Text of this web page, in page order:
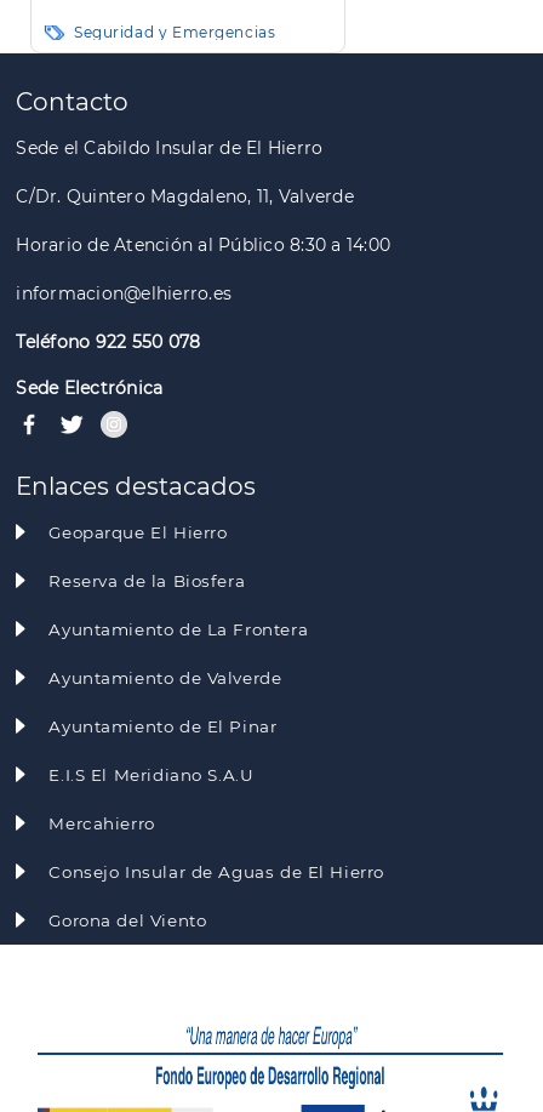
Seguridad y Emergencias
Paginación
Contacto
Sede el Cabildo Insular de El Hierro
C/Dr. Quintero Magdaleno, 11, Valverde
Horario de Atención al Público 8:30 a 14:00
informacion@elhierro.es
Teléfono 922 550 078
Sede Electrónica
Enlaces destacados
Geoparque El Hierro
Reserva de la Biosfera
Ayuntamiento de La Frontera
Ayuntamiento de Valverde
Ayuntamiento de El Pinar
E.I.S El Meridiano S.A.U
Mercahierro
Consejo Insular de Aguas de El Hierro
Gorona del Viento